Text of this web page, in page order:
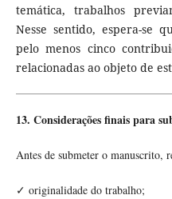
temática, trabalhos
Nesse sentido, espera-se
pelo menos cinco
relacionadas ao objeto de
13. Considerações finais para
Antes de submeter o manuscrito,
✓ originalidade do trabalho;